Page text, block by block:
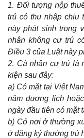
1. Đối tượng nộp
trú có thu nhập chịu
này phát sinh trong
nhân không cư trú
Điều 3 của Luật này
2. Cá nhân cư trú là
kiện sau đây:
a) Có mặt tại Việt
năm dương lịch
ngày đầu tiên có mặt
b) Có nơi ở thường
ở đăng ký thường trú